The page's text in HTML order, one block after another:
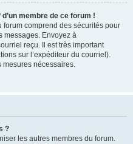
membre de ce forum !
comprend des sécurités pour
messages. Envoyez à
reçu. Il est très important
sur l’expéditeur du courriel).
mesures nécessaires.
?
les autres membres du forum.